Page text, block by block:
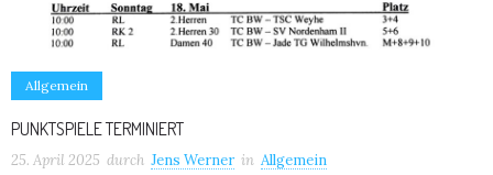
Allgemein
PUNKTSPIELE TERMINIERT
25. April 2025 durch Jens Werner in Allgemein